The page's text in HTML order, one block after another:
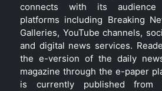
connects with its audience
platforms including Breaking
Galleries, YouTube channels,
and digital news services.
the e-version of the daily
magazine through the e-paper
is currently published from